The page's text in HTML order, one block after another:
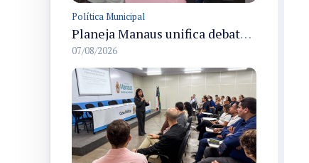
Política Municipal
Planeja Manaus unifica debates sobre planejamento público, orçamento e serviços nos dias 16 e 17 de setembro
07/08/2026